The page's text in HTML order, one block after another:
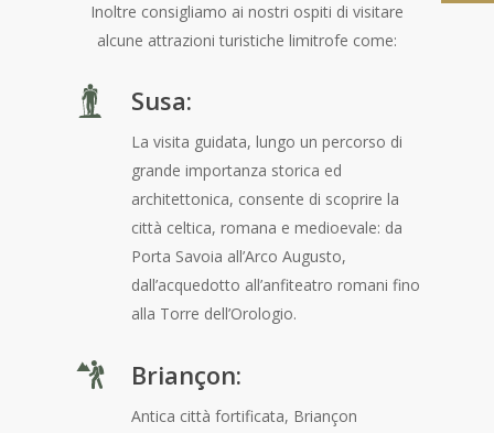
Inoltre consigliamo ai nostri ospiti di visitare
alcune attrazioni turistiche limitrofe come:
Susa:
La visita guidata, lungo un percorso di
grande importanza storica ed
architettonica, consente di scoprire la
città celtica, romana e medioevale: da
Porta Savoia all’Arco Augusto,
dall’acquedotto all’anfiteatro romani fino
alla Torre dell’Orologio.
Briançon:
Antica città fortificata, Briançon